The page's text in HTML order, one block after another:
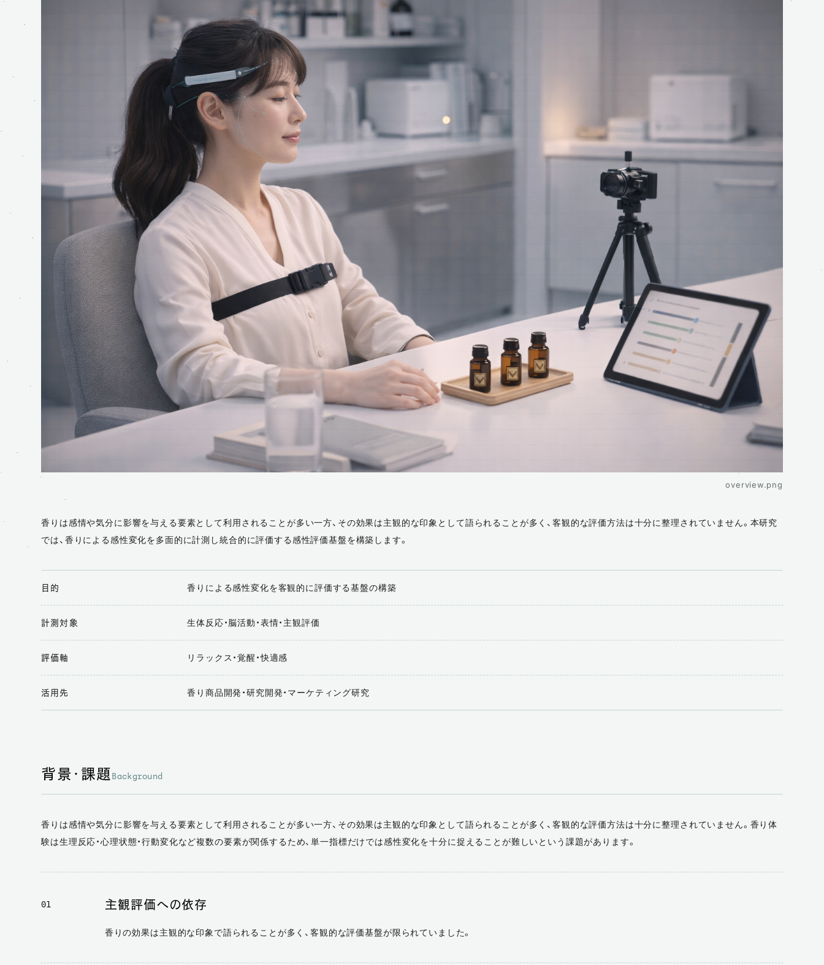
overview.png
香りは感情や気分に影響を与える要素として利用されることが多い一方、その効果は主観的な印象として語られることが多く、客観的な評価方法は十分に整理されていません。本研究
では、香りによる感性変化を多面的に計測し統合的に評価する感性評価基盤を構築します。
目的 香りによる感性変化を客観的に評価する基盤の構築
計測対象 生体反応・脳活動・表情・主観評価
評価軸 リラックス・覚醒・快適感
活用先 香り商品開発・研究開発・マーケティング研究
背景・課題Background
香りは感情や気分に影響を与える要素として利用されることが多い一方、その効果は主観的な印象として語られることが多く、客観的な評価方法は十分に整理されていません。香り体
験は生理反応・心理状態・行動変化など複数の要素が関係するため、単一指標だけでは感性変化を十分に捉えることが難しいという課題があります。
01 主観評価への依存
香りの効果は主観的な印象で語られることが多く、客観的な評価基盤が限られていました。